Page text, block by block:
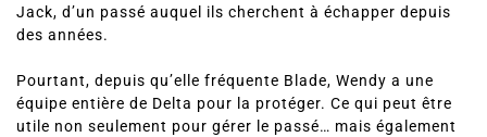
des années.
équipe entière de Delta pour la protéger. Ce qui peut être
utile non seulement pour gérer le passé… mais également